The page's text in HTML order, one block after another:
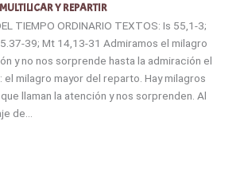
Y REPARTIR
TIEMPO ORDINARIO TEXTOS: Is 55,1-3;
39; Mt 14,13-31 Admiramos el milagro
y no nos sorprende hasta la admiración el
el milagro mayor del reparto. Hay milagros
llaman la atención y nos sorprenden. Al
de